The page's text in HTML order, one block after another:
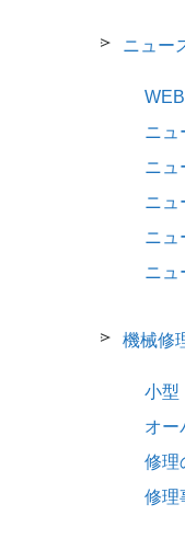
ニュー
ニュ
ニュ
ニュ
ニュ
ニュ
機械修
小型
オー
修理
修理